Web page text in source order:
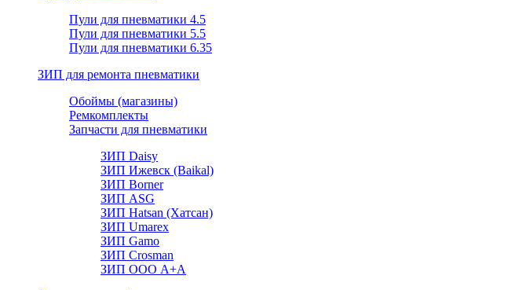
Пули для пневматики 4.5
Пули для пневматики 5.5
Пули для пневматики 6.35
ЗИП для ремонта пневматики
Обоймы (магазины)
Ремкомплекты
Запчасти для пневматики
ЗИП Daisy
ЗИП Ижевск (Baikal)
ЗИП Borner
ЗИП ASG
ЗИП Hatsan (Хатсан)
ЗИП Umarex
ЗИП Gamo
ЗИП Crosman
ЗИП ООО А+А